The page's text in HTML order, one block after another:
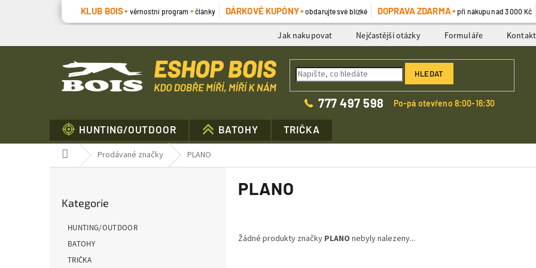
KLUB BOIS věrnostní program články DÁRKOVÉ KUPÓNY obdarujte své blízké DOPRAVA ZDARMA při nákupu nad 3 000 Kč
Jak nakupovat Nejčastější otázky Formuláře
HLEDAT
777 497 598 Po-pá otevřeno 8:00-16:30
HUNTING/OUTDOOR BATOHY TRIČKA
Domů Prodávané značky PLANO
kategorie
Kategorie
HUNTING/OUTDOOR
BATOHY
TRIČKA
PLANO
Žádné produkty značky PLANO nebyly nalezeny...